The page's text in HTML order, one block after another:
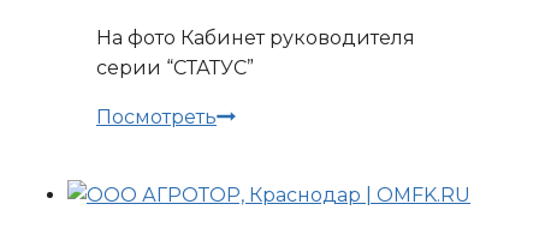
На фото Кабинет руководителя
серии “СТАТУС”
ПосмотретьОфис
Краснодар